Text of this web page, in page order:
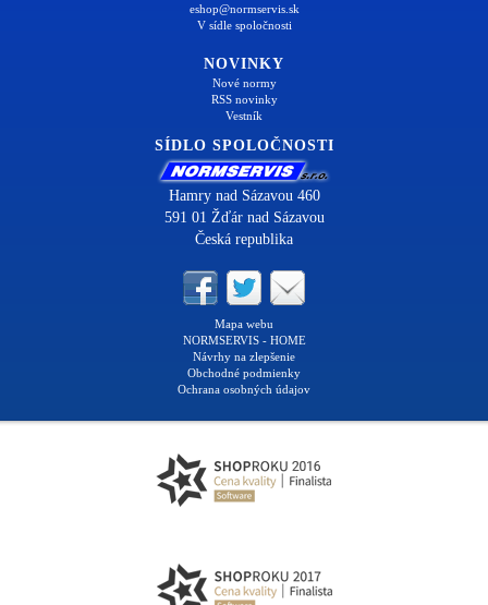
eshop@normservis.sk
V sídle spoločnosti
NOVINKY
Nové normy
RSS novinky
Vestník
SÍDLO SPOLOČNOSTI
Hamry nad Sázavou 460
591 01 Žďár nad Sázavou
Česká republika
Mapa webu
NORMSERVIS - HOME
Návrhy na zlepšenie
Obchodné podmienky
Ochrana osobných údajov